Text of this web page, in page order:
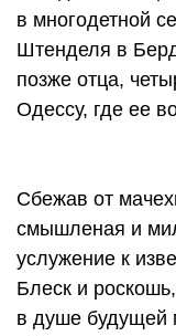
в многодетной
Штенделя в
позже отца,
Одессу, где ее
Сбежав от
смышленая и
услужение к
Блеск и
в душе будущей